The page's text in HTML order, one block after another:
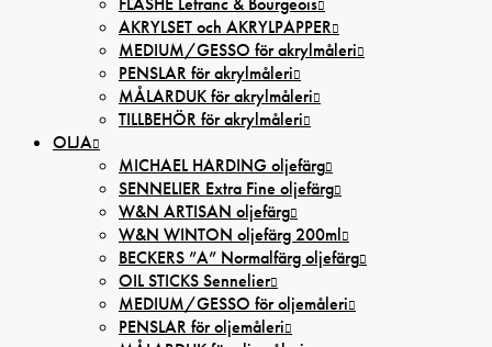
AKRYLSET och AKRYLPAPPER
MEDIUM/GESSO för akrylmåleri
PENSLAR för akrylmåleri
MÅLARDUK för akrylmåleri
TILLBEHÖR för akrylmåleri
OLJA
MICHAEL HARDING oljefärg
SENNELIER Extra Fine oljefärg
W&N ARTISAN oljefärg
W&N WINTON oljefärg 200ml
BECKERS ”A” Normalfärg oljefärg
OIL STICKS Sennelier
MEDIUM/GESSO för oljemåleri
PENSLAR för oljemåleri